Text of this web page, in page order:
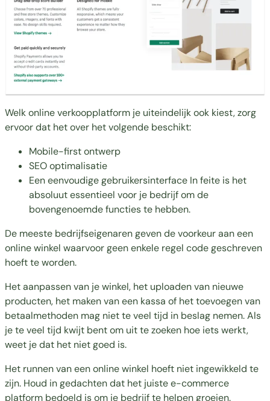
Welk online verkoopplatform je uiteindelijk ook kiest, zorg
ervoor dat het over het volgende beschikt:
Mobile-first ontwerp
SEO optimalisatie
Een eenvoudige gebruikersinterface In feite is het
absoluut essentieel voor je bedrijf om de
bovengenoemde functies te hebben.
De meeste bedrijfseigenaren geven de voorkeur aan een
online winkel waarvoor geen enkele regel code geschreven
hoeft te worden.
Het aanpassen van je winkel, het uploaden van nieuwe
producten, het maken van een kassa of het toevoegen van
betaalmethoden mag niet te veel tijd in beslag nemen. Als
je te veel tijd kwijt bent om uit te zoeken hoe iets werkt,
weet je dat het niet goed is.
Het runnen van een online winkel hoeft niet ingewikkeld te
zijn. Houd in gedachten dat het juiste e-commerce
platform bedoeld is om je bedrijf te helpen groeien.